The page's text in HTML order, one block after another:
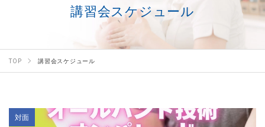
講習会スケジュール
TOP 講習会スケジュール
対面